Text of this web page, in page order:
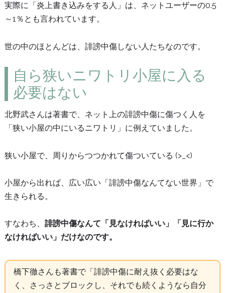
実際に「炎上書き込みをする人」は、ネットユーザーの0.5
～1％とも言われています。
世の中のほとんどは、誹謗中傷しない人たちなのです。
自ら狭いニワトリ小屋に入る
必要はない
北野武さんは著書で、ネット上の誹謗中傷に傷つく人を
「狭い小屋の中にいるニワトリ」に例えていました。
狭い小屋で、周りからつつかれて傷ついている (>_<)
小屋から出れば、広い広い「誹謗中傷なんてない世界」で
生きられる。
すなわち、 誹謗中傷なんて「見なければいい」「見に行か
なければいい」だけなのです。
橋下徹さんも著書で「誹謗中傷に耐え抜く必要はな
く、さっさとブロックし、それでも続くようなら自分